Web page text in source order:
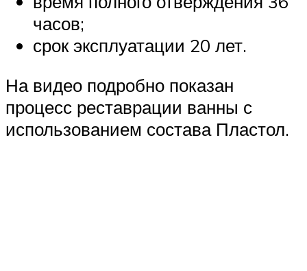
часов;
срок эксплуатации 20 лет.
На видео подробно показан
процесс реставрации ванны с
использованием состава Пластол.